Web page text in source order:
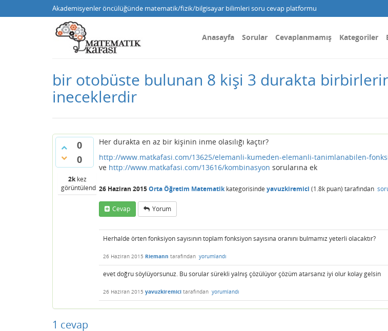
Akademisyenler öncülüğünde matematik/fizik/bilgisayar bilimleri soru cevap platformu
Anasayfa Sorular Cevaplanmamış Kategoriler
bir otobüste bulunan 8 kişi 3 durakta
ineceklerdir
0
0
2kkez
görüntülendi
Her durakta en az bir kişinin inme olasılığı kaçtır?
http://www.matkafasi.com/13625/elemanli-kumeden-elemanli-tanimlanabilen-
ve http://www.matkafasi.com/13616/kombinasyon sorularına ek
26 Haziran 2015Orta Öğretim Matematikkategorisinde yavuzkiremici (1.8k puan) tarafından
Cevap Yorum
Herhalde örten fonksiyon sayısının toplam fonksiyon sayısına oranını bulmamız yeterli olacaktır?
26 Haziran 2015 Riemann tarafından yorumlandı
evet doğru söylüyorsunuz. Bu sorular sürekli yalnış çözülüyor çözüm atarsanız iyi olur kolay gelsin
26 Haziran 2015 yavuzkiremici tarafından yorumlandı
1 cevap